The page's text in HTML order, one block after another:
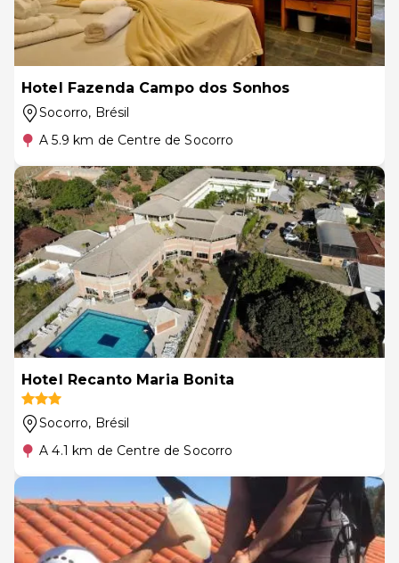
Hotel Fazenda Campo dos Sonhos
Socorro, Brésil
A 5.9 km de Centre de Socorro
Hotel Recanto Maria Bonita
Socorro, Brésil
A 4.1 km de Centre de Socorro